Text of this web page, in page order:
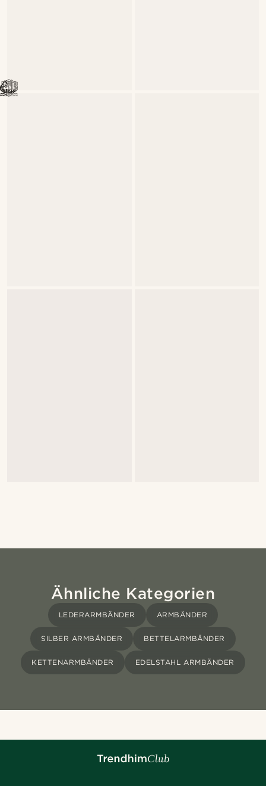
Ähnliche Kategorien
LEDERARMBÄNDER ARMBÄNDER
SILBER ARMBÄNDER BETTELARMBÄNDER
KETTENARMBÄNDER EDELSTAHL ARMBÄNDER